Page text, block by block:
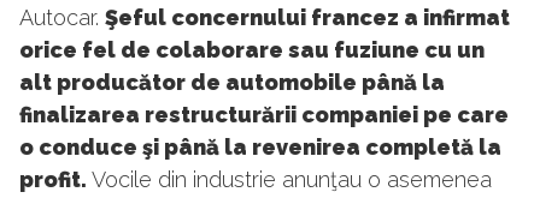
Autocar. Şeful concernului francez a infirmat
orice fel de colaborare sau fuziune cu un
alt producător de automobile până la
finalizarea restructurării companiei pe care
o conduce şi până la revenirea completă la
profit. Vocile din industrie anunţau o asemenea